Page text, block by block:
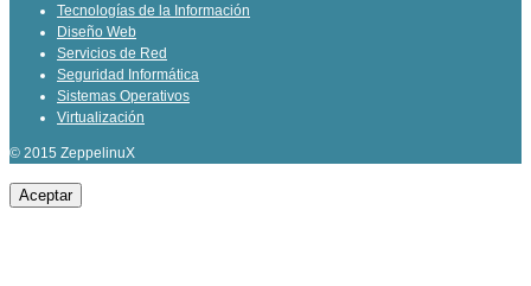
Tecnologías de la Información
Diseño Web
Servicios de Red
Seguridad Informática
Sistemas Operativos
Virtualización
© 2015 ZeppelinuX
Aceptar